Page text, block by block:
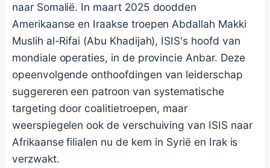
naar Somalië. In maart 2025 doodden
Amerikaanse en Iraakse troepen Abdallah Makki
Muslih al-Rifai (Abu Khadijah), ISIS's hoofd van
mondiale operaties, in de provincie Anbar. Deze
opeenvolgende onthoofdingen van leiderschap
suggereren een patroon van systematische
targeting door coalitietroepen, maar
weerspiegelen ook de verschuiving van ISIS naar
Afrikaanse filialen nu de kern in Syrië en Irak is
verzwakt.